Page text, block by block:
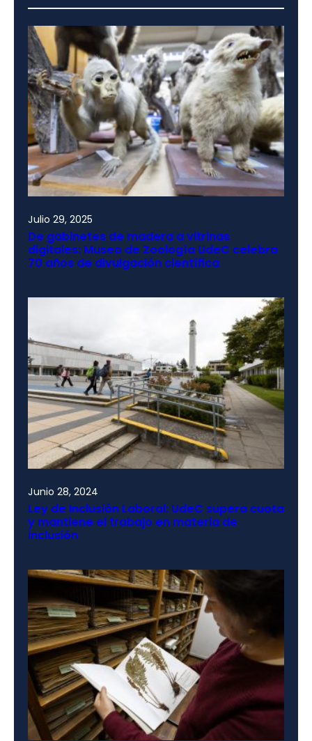
Julio 29, 2025
De gabinetes de madera a vitrinas
digitales: Museo de Zoología UdeC celebra
70 años de divulgación científica
Junio 28, 2024
Ley de Inclusión Laboral: UdeC supera cuota
y mantiene el trabajo en materia de
inclusión